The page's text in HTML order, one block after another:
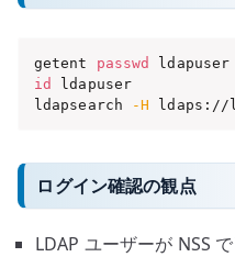
getent passwd
id
ldapuser
ldapsearch
-H ldaps://
ログイン確認の観点
LDAP ユーザーが NSS で